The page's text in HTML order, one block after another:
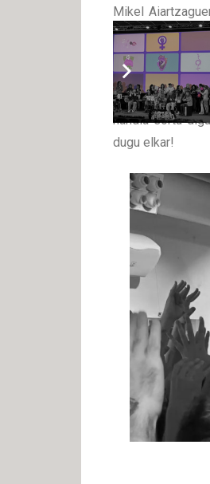
Mikel
horien inguruko
dituzte.
Adin, ideologia
handia sortu
dugu elkar!